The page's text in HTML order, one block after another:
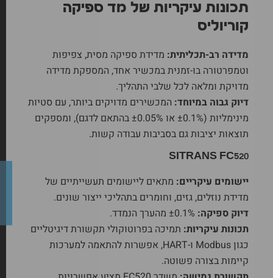
תכונות עיקריות של מד ספיקה
קוריוליס
מדידה רב-תכליתית: מדידת ספיקה מסית, צפיפות
וטמפרטורה בו-זמנית במכשיר אחד, המספקת מדידה
מדויקת ומלאה לכל שלבי התהליך.
דיוק גבוה במיוחד: המכשירים מדויקים ביותר, עם סטיות
מינימליות (±0.1% או ±0.05% בהתאם לדגם), ומספקים
תוצאות יציבות גם בסביבות עבודה קשות.
SITRANS FC520
יישומים עיקריים: מתאים ליישומים תעשייתיים של
מדידת נוזלים, גזים, וחומרים בתהליכי ייצור שונים.
דיוק ספיקה:
תכונות עיקריות: תמיכה בפרוטוקולי תקשורת דיגיטליים
כגון Modbus ו-HART, אפשרות להתאמה למערכות
קיימות בצורה פשוטה.